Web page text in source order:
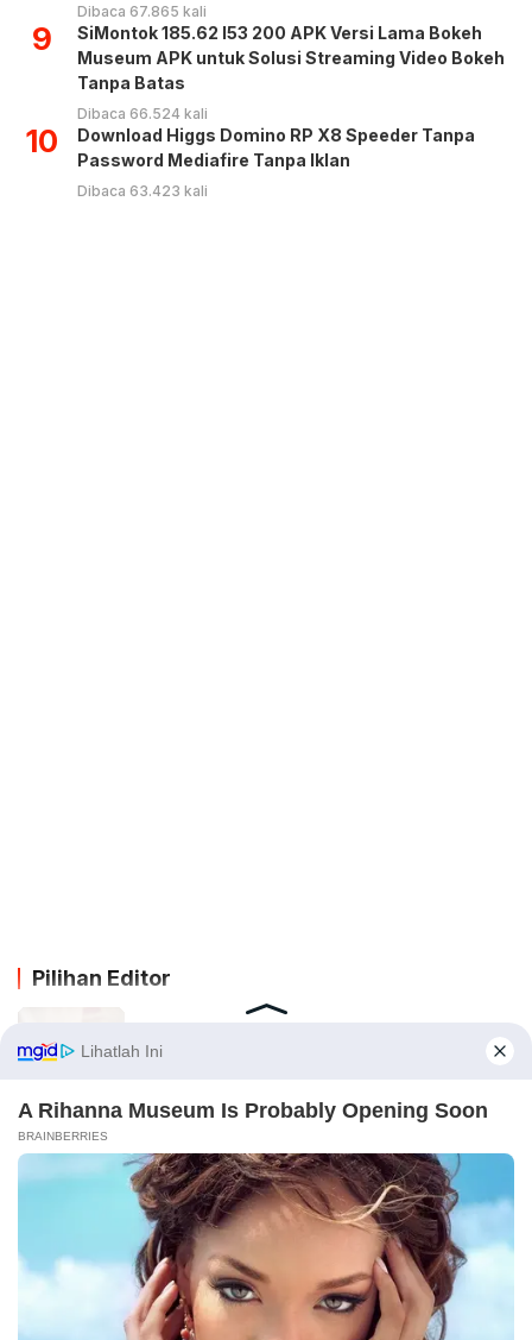
Dibaca 67.865 kali
9
SiMontok 185.62 l53 200 APK Versi Lama Bokeh
Museum APK untuk Solusi Streaming Video Bokeh
Tanpa Batas
Dibaca 66.524 kali
10
Download Higgs Domino RP X8 Speeder Tanpa
Password Mediafire Tanpa Iklan
Dibaca 63.423 kali
Pilihan Editor
Lengkap dengan Terjemahan Indonesia,
Cara Isi E-Toll Lewat DANA, Biaya Admin,
dan Batas Minimalnya
Bosbosgames Com: Top Up dan Klaim
Bonus Higgs Domino RP